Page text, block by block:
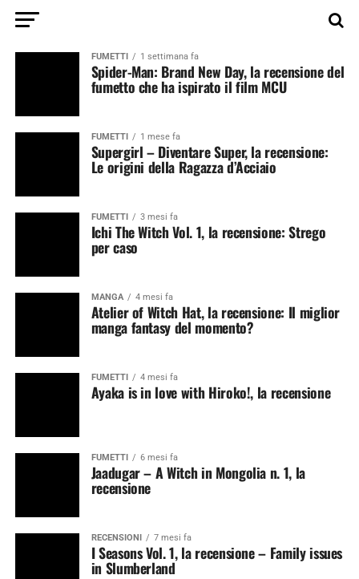
FUMETTI 1 settimana fa
Spider-Man: Brand New Day, la recensione del
fumetto che ha ispirato il film MCU
FUMETTI 1 mese fa
Supergirl – Diventare Super, la recensione:
Le origini della Ragazza d’Acciaio
FUMETTI 3 mesi fa
Ichi The Witch Vol. 1, la recensione: Strego
per caso
MANGA 4 mesi fa
Atelier of Witch Hat, la recensione: Il miglior
manga fantasy del momento?
FUMETTI 4 mesi fa
Ayaka is in love with Hiroko!, la recensione
FUMETTI 6 mesi fa
Jaadugar – A Witch in Mongolia n. 1, la
recensione
RECENSIONI 7 mesi fa
I Seasons Vol. 1, la recensione – Family issues
in Slumberland